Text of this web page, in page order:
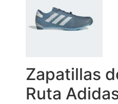
Zapatillas
Ruta